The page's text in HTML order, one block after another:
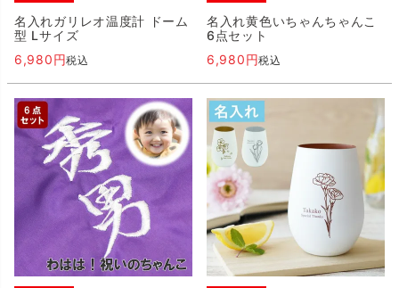
名入れガリレオ温度計 ドーム
型 Lサイズ
6,980
税込
名入れ黄色いちゃんちゃんこ
6点セット
6,980
税込